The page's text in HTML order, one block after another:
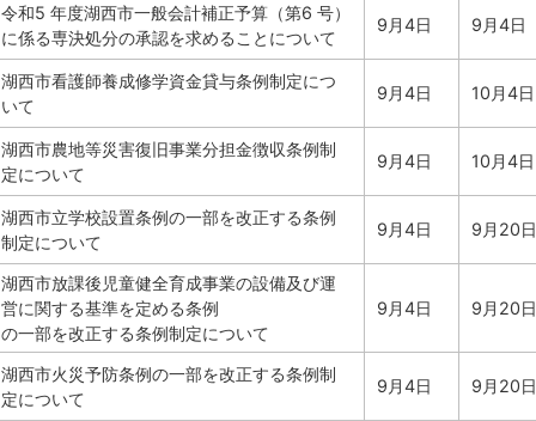
令和5 年度湖西市一般会計補正予算（第6 号）
に係る専決処分の承認を求めることについて
9月4日 9月4日
湖西市看護師養成修学資金貸与条例制定につ
いて
9月4日 10月4日
湖西市農地等災害復旧事業分担金徴収条例制
定について
9月4日 10月4日
湖西市立学校設置条例の一部を改正する条例
制定について
9月4日 9月20日
湖西市放課後児童健全育成事業の設備及び運
営に関する基準を定める条例
の一部を改正する条例制定について
9月4日 9月20日
湖西市火災予防条例の一部を改正する条例制
定について
9月4日 9月20日